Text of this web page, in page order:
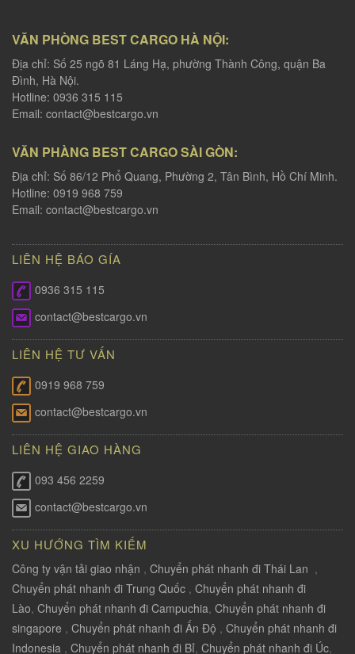
VĂN PHÒNG BEST CARGO HÀ NỘI:
Địa chỉ: Số 25 ngõ 81 Láng Hạ, phường Thành Công, quận Ba
Đình, Hà Nội.
Hotline: 0936 315 115
Email: contact@bestcargo.vn
VĂN PHÀNG BEST CARGO SÀI GÒN:
Địa chỉ: Số 86/12 Phổ Quang, Phường 2, Tân Bình, Hồ Chí Minh.
Hotline: 0919 968 759
Email: contact@bestcargo.vn
LIÊN HỆ BÁO GÍA
0936 315 115
contact@bestcargo.vn
LIÊN HỆ TƯ VẤN
0919 968 759
contact@bestcargo.vn
LIÊN HỆ GIAO HÀNG
093 456 2259
contact@bestcargo.vn
XU HƯỚNG TÌM KIẾM
Công ty vận tải giao nhận , Chuyển phát nhanh đi Thái Lan ,
Chuyển phát nhanh đi Trung Quốc , Chuyển phát nhanh đi
Lào, Chuyển phát nhanh đi Campuchia, Chuyển phát nhanh đi
singapore , Chuyển phát nhanh đi Ấn Độ , Chuyển phát nhanh đi
Indonesia , Chuyển phát nhanh đi Bỉ, Chuyển phát nhanh đi Úc,